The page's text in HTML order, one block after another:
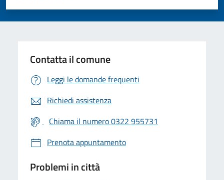
Valuta 5 stelle su 5
Valuta 4 stelle su 5
Valuta 3 stelle su 5
Valuta 2 stelle su 5
Valuta 1 stelle su 5
Contatta il comune
Leggi le domande frequenti
Richiedi assistenza
Chiama il numero 0322 955731
Prenota appuntamento
Problemi in città